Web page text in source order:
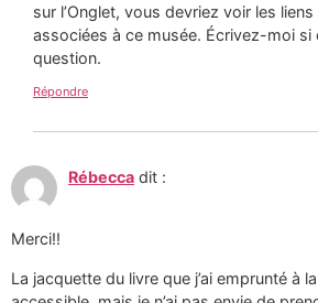
sur l’Onglet, vous devriez voir les
associées à ce musée. Écrivez-moi si
question.
Répondre
Rébecca dit :
Merci!!
La jacquette du livre que j’ai emprunté à